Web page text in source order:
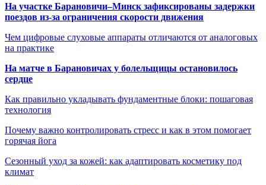
На участке Барановичи–Минск зафиксированы задержки
поездов из-за ограничения скорости движения
Чем цифровые слуховые аппараты отличаются от аналоговых
на практике
На матче в Барановичах у болельщицы остановилось
сердце
Как правильно укладывать фундаментные блоки: пошаговая
технология
Почему важно контролировать стресс и как в этом помогает
горячая йога
Сезонный уход за кожей: как адаптировать косметику под
климат